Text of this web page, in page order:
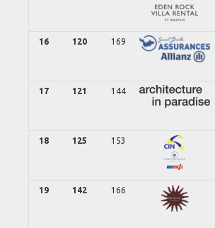
16 120 169
17 121 144
18 125 153
19 142 166